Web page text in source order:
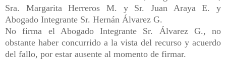
Sra. Margarita Herreros M. y Sr. Juan Araya E. y
Abogado Integrante Sr. Hernán Álvarez G.
No firma el Abogado Integrante Sr. Álvarez G., no
obstante haber concurrido a la vista del recurso y acuerdo
del fallo, por estar ausente al momento de firmar.